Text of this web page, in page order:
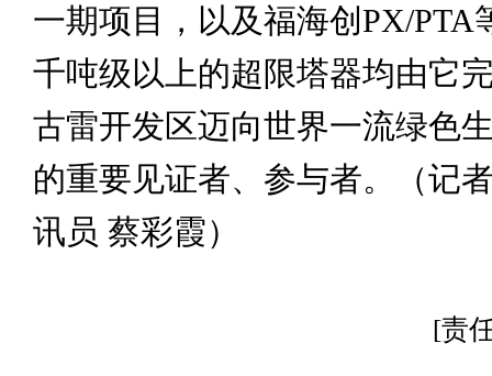
一期项目，以及福海创PX/PTA
千吨级以上的超限塔器均由它
古雷开发区迈向世界一流绿色
的重要见证者、参与者。（记
讯员 蔡彩霞）
[责